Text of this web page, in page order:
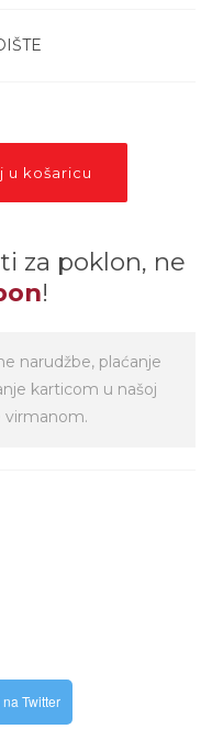
u košaricu
za poklon, ne
!
narudžbe, plaćanje
karticom u našoj
virmanom.
Twitter